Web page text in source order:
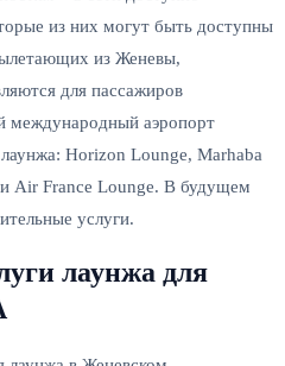
из них могут быть доступны
из Женевы,
для пассажиров
международный аэропорт
Horizon Lounge, Marhaba
Air France Lounge. В будущем
услуги.
лаунжа для